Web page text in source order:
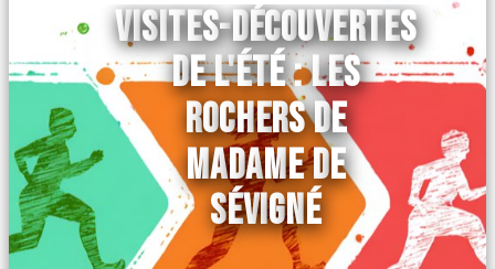
VISITES-DÉCOUVERTES
DE L'ÉTÉ : LES
ROCHERS DE
MADAME DE
SÉVIGNÉ